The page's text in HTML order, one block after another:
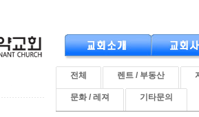
전체 렌트 / 부동산
문화 / 레져 기타문의